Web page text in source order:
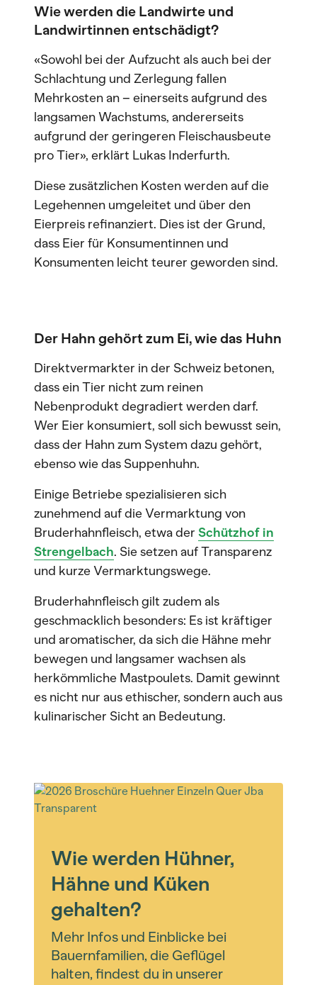
Wie werden die Landwirte und
Landwirtinnen entschädigt?
«Sowohl bei der Aufzucht als auch bei der
Schlachtung und Zerlegung fallen
Mehrkosten an – einerseits aufgrund des
langsamen Wachstums, andererseits
aufgrund der geringeren Fleischausbeute
pro Tier», erklärt Lukas Inderfurth.
Diese zusätzlichen Kosten werden auf die
Legehennen umgeleitet und über den
Eierpreis refinanziert. Dies ist der Grund,
dass Eier für Konsumentinnen und
Konsumenten leicht teurer geworden sind.
Der Hahn gehört zum Ei, wie das Huhn
Direktvermarkter in der Schweiz betonen,
dass ein Tier nicht zum reinen
Nebenprodukt degradiert werden darf.
Wer Eier konsumiert, soll sich bewusst sein,
dass der Hahn zum System dazu gehört,
ebenso wie das Suppenhuhn.
Einige Betriebe spezialisieren sich
zunehmend auf die Vermarktung von
Bruderhahnfleisch, etwa der Schützhof in
Strengelbach. Sie setzen auf Transparenz
und kurze Vermarktungswege.
Bruderhahnfleisch gilt zudem als
geschmacklich besonders: Es ist kräftiger
und aromatischer, da sich die Hähne mehr
bewegen und langsamer wachsen als
herkömmliche Mastpoulets. Damit gewinnt
es nicht nur aus ethischer, sondern auch aus
kulinarischer Sicht an Bedeutung.
Wie werden Hühner,
Hähne und Küken
gehalten?
Mehr Infos und Einblicke bei
Bauernfamilien, die Geflügel
halten, findest du in unserer